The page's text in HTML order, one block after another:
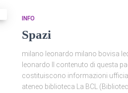
INFO
Spazi
milano leonardo milano bovisa
leonardo Il contenuto di questa
costituiscono informazioni
ateneo biblioteca La BCL